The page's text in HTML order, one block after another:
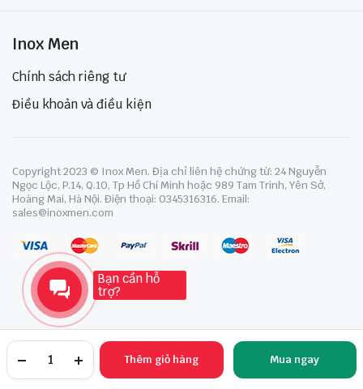
Thêm giỏ hàng Mua ngay
Inox Men
Chính sách riêng tư
Điều khoản và điều kiện
Copyright 2023 © Inox Men. Địa chỉ liên hệ chứng từ: 24 Nguyễn
Ngọc Lộc, P.14, Q.10, Tp Hồ Chí Minh hoặc 989 Tam Trinh, Yên Sở,
Hoàng Mai, Hà Nội. Điện thoại: 0345316316. Email:
sales@inoxmen.com
Bạn cần hỗ
trợ?
TRANG CHỦ TÌM KIẾM YÊU THÍCH TÀI KHOẢN NGÀNH HÀNG